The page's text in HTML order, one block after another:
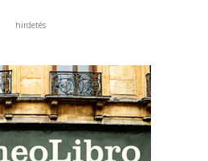
hirdetés